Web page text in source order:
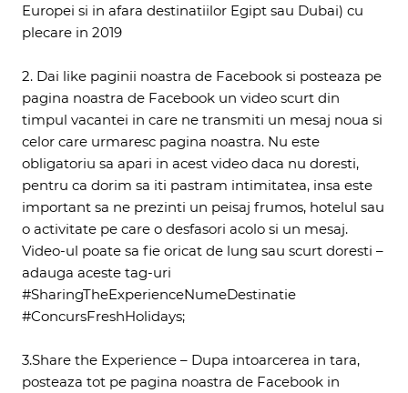
Europei si in afara destinatiilor Egipt sau Dubai) cu
plecare in 2019
2. Dai like paginii noastra de Facebook si posteaza pe
pagina noastra de Facebook un video scurt din
timpul vacantei in care ne transmiti un mesaj noua si
celor care urmaresc pagina noastra. Nu este
obligatoriu sa apari in acest video daca nu doresti,
pentru ca dorim sa iti pastram intimitatea, insa este
important sa ne prezinti un peisaj frumos, hotelul sau
o activitate pe care o desfasori acolo si un mesaj.
Video-ul poate sa fie oricat de lung sau scurt doresti –
adauga aceste tag-uri
#SharingTheExperienceNumeDestinatie
#ConcursFreshHolidays;
3.Share the Experience – Dupa intoarcerea in tara,
posteaza tot pe pagina noastra de Facebook in